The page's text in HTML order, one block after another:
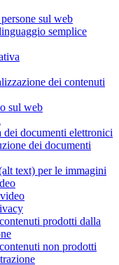
sul web
semplice
dei contenuti
sul web
documenti elettronici
dei documenti
text) per le immagini
prodotti dalla
non prodotti